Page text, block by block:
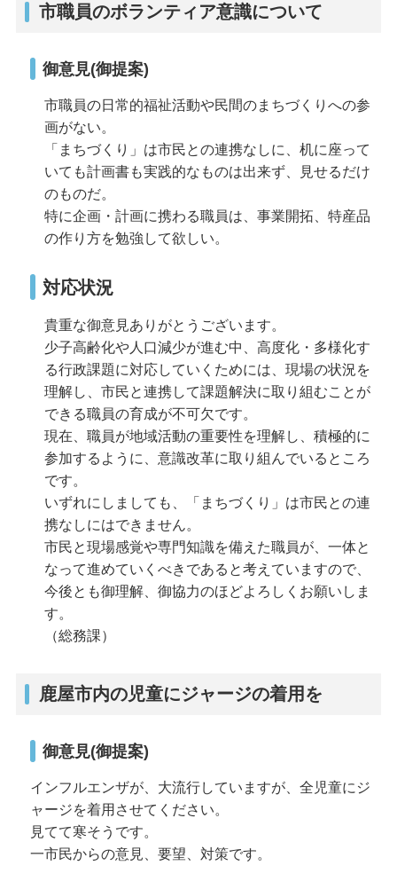
市職員のボランティア意識について
御意見(御提案)
市職員の日常的福祉活動や民間のまちづくりへの参
画がない。
「まちづくり」は市民との連携なしに、机に座って
いても計画書も実践的なものは出来ず、見せるだけ
のものだ。
特に企画・計画に携わる職員は、事業開拓、特産品
の作り方を勉強して欲しい。
対応状況
貴重な御意見ありがとうございます。
少子高齢化や人口減少が進む中、高度化・多様化す
る行政課題に対応していくためには、現場の状況を
理解し、市民と連携して課題解決に取り組むことが
できる職員の育成が不可欠です。
現在、職員が地域活動の重要性を理解し、積極的に
参加するように、意識改革に取り組んでいるところ
です。
いずれにしましても、「まちづくり」は市民との連
携なしにはできません。
市民と現場感覚や専門知識を備えた職員が、一体と
なって進めていくべきであると考えていますので、
今後とも御理解、御協力のほどよろしくお願いしま
す。
（総務課）
鹿屋市内の児童にジャージの着用を
御意見(御提案)
インフルエンザが、大流行していますが、全児童にジ
ャージを着用させてください。
見てて寒そうです。
一市民からの意見、要望、対策です。